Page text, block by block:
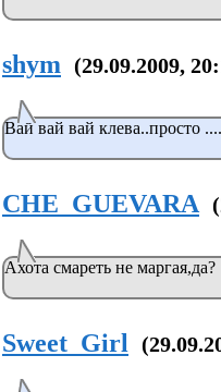
shym (29.09.2009,
Вай вай вай клева..просто
CHE_GUEVARA
Ахота смареть не маргая,да?
Sweet_Girl